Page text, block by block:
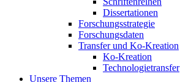
Dissertationen
Forschungsstrategie
Forschungsdaten
Transfer und Ko-Kreation
Ko-Kreation
Technologietransfer
Unsere Themen